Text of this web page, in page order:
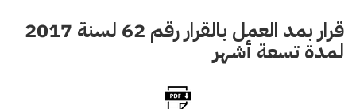
قرار بمد العمل بالقرار رقم 62 لسنة 2017
لمدة تسعة أشهر